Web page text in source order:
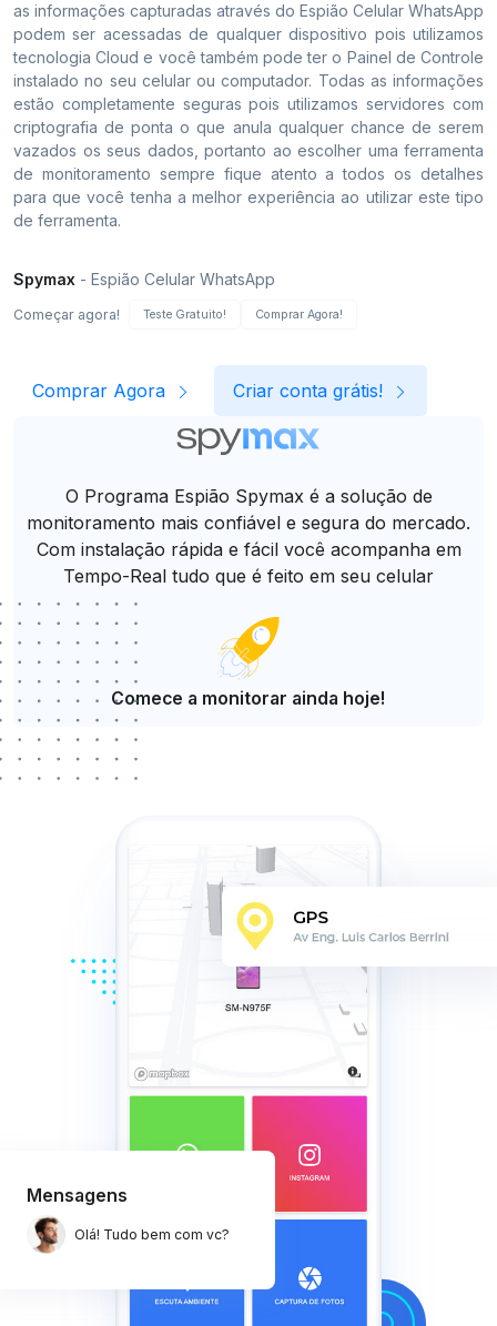
as informações capturadas através do Espião Celular WhatsApp
podem ser acessadas de qualquer dispositivo pois utilizamos
tecnologia Cloud e você também pode ter o Painel de Controle
instalado no seu celular ou computador. Todas as informações
estão completamente seguras pois utilizamos servidores com
criptografia de ponta o que anula qualquer chance de serem
vazados os seus dados, portanto ao escolher uma ferramenta
de monitoramento sempre fique atento a todos os detalhes
para que você tenha a melhor experiência ao utilizar este tipo
de ferramenta.
Spymax - Espião Celular WhatsApp
Começar agora! Teste Gratuito! Comprar Agora!
Comprar Agora Criar conta grátis!
O Programa Espião Spymax é a solução de
monitoramento mais confiável e segura do mercado.
Com instalação rápida e fácil você acompanha em
Tempo-Real tudo que é feito em seu celular
Comece a monitorar ainda hoje!
Mensagens
Olá! Tudo bem com vc?